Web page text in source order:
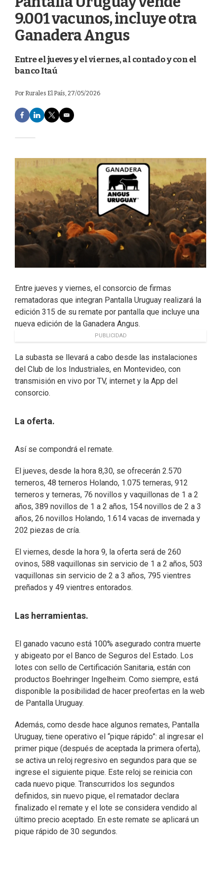
9.001 vacunos, incluye otra
Ganadera Angus
Entre el jueves y el viernes, al contado y con el
banco Itaú
Por Rurales El País, 27/05/2026
F
a
e
o
k
L
i
d
n
T
w
e
E
m
Entre jueves y viernes, el consorcio de firmas
rematadoras que integran Pantalla Uruguay realizará la
edición 315 de su remate por pantalla que incluye una
nueva edición de la Ganadera Angus.
PUBLICIDAD
La subasta se llevará a cabo desde las instalaciones
del Club de los Industriales, en Montevideo, con
transmisión en vivo por TV, internet y la App del
consorcio.
La oferta.
Así se compondrá el remate.
El jueves, desde la hora 8,30, se ofrecerán 2.570
terneros, 48 terneros Holando, 1.075 terneras, 912
terneros y terneras, 76 novillos y vaquillonas de 1 a 2
años, 389 novillos de 1 a 2 años, 154 novillos de 2 a 3
años, 26 novillos Holando, 1.614 vacas de invernada y
202 piezas de cría.
El viernes, desde la hora 9, la oferta será de 260
ovinos, 588 vaquillonas sin servicio de 1 a 2 años, 503
vaquillonas sin servicio de 2 a 3 años, 795 vientres
preñados y 49 vientres entorados.
Las herramientas.
El ganado vacuno está 100% asegurado contra muerte
y abigeato por el Banco de Seguros del Estado. Los
lotes con sello de Certificación Sanitaria, están con
productos Boehringer Ingelheim. Como siempre, está
disponible la posibilidad de hacer preofertas en la web
de Pantalla Uruguay.
Además, como desde hace algunos remates, Pantalla
Uruguay, tiene operativo el “pique rápido”: al ingresar el
primer pique (después de aceptada la primera oferta),
se activa un reloj regresivo en segundos para que se
ingrese el siguiente pique. Este reloj se reinicia con
cada nuevo pique. Transcurridos los segundos
definidos, sin nuevo pique, el rematador declara
finalizado el remate y el lote se considera vendido al
último precio aceptado. En este remate se aplicará un
pique rápido de 30 segundos.